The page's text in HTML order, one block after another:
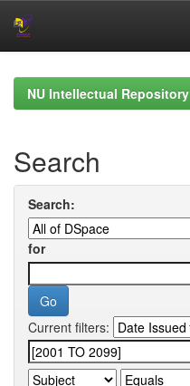
navigationNU Intellectual Repository
Search
Search:
for
Current filters: